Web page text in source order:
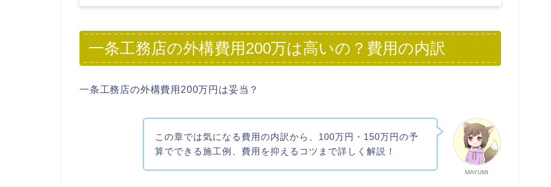
一条工務店の外構費用200万は高いの？費用の内訳
一条工務店の外構費用200万円は妥当？
MAYUMI
この章では気になる費用の内訳から、100万円・150万円の予
算でできる施工例、費用を抑えるコツまで詳しく解説！